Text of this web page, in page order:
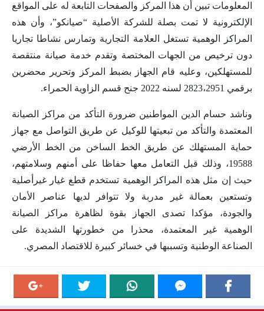
المعلومات تبين أن هذا المركز والصفحات التابعة له على المواقع
الإلكترونية لا تمت بصلة للشركة الأصلية “صيانكو”، وأن هذه
المراكز الوهمية تستغل العلامة التجارية وتمارس نشاطا تجاريا
دون ترخيص من الجهات المختصة وتقدم خدمة صيانة منتقصة
للمستهلكين، وعليه قام الجهاز بضبط المركز وتحرير محضرين
برقمي 2823،2951 لسنه 2022 جنح قسم الزاوية الحمراء.
وناشد حسام الدين المواطنين ضرورة التأكد من مراكز الصيانة
المعتمدة والتأكد من تبعيتها للوكيل عن طريق التواصل مع جهاز
حماية المستهلك عن طريق الخط الساخن من الخط الأرضي
19588، وذلك قبل التعامل معها حفاظا على أمنهم وسلامتهم،
حيث إن مثل هذه المراكز الوهمية تستخدم قطع غيار غيرأصلية
وتستعين بعمالة غير مدربة ولا تتوافر لديها عناصر الأمان
والجودة، مؤكدا تصدى الجهاز بقوة لظاهرة مراكز الصيانة
الوهمية غير المعتمدة، محذرا من خطورتها الشديدة على
الصناعة الوطنية وتسببها في خسائر كبيرة للاقتصاد المصري.